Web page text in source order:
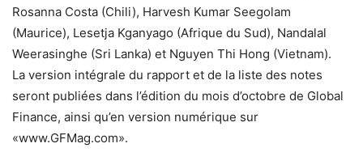
Rosanna Costa (Chili), Harvesh Kumar Seegolam
(Maurice), Lesetja Kganyago (Afrique du Sud), Nandalal
Weerasinghe (Sri Lanka) et Nguyen Thi Hong (Vietnam).
La version intégrale du rapport et de la liste des notes
seront publiées dans l’édition du mois d’octobre de Global
Finance, ainsi qu’en version numérique sur
«www.GFMag.com».